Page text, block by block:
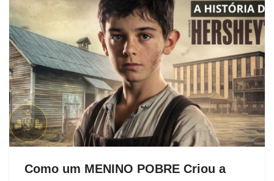
Como um MENINO POBRE Criou a